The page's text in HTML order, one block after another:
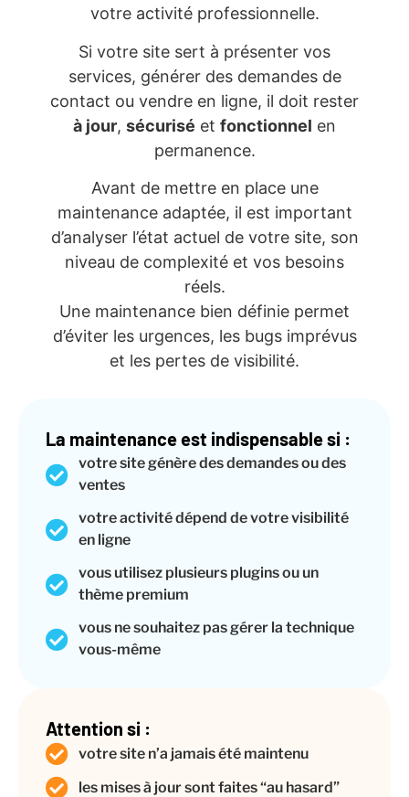
votre activité professionnelle.
Si votre site sert à présenter vos
services, générer des demandes de
contact ou vendre en ligne, il doit rester
à jour, sécurisé et fonctionnel en
permanence.
Avant de mettre en place une
maintenance adaptée, il est important
d’analyser l’état actuel de votre site, son
niveau de complexité et vos besoins
réels.
Une maintenance bien définie permet
d’éviter les urgences, les bugs imprévus
et les pertes de visibilité.
La maintenance est indispensable si :
votre site génère des demandes ou des
ventes
votre activité dépend de votre visibilité
en ligne
vous utilisez plusieurs plugins ou un
thème premium
vous ne souhaitez pas gérer la technique
vous-même
Attention si :
votre site n’a jamais été maintenu
les mises à jour sont faites “au hasard”